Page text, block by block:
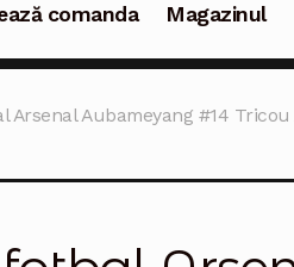
comanda Magazinul
Arsenal Aubameyang #14